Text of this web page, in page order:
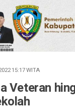
15:17WITA
Veteran